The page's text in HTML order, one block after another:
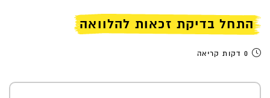
התחל בדיקת זכאות להלוואה